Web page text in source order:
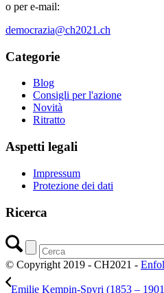
o per e-mail:
democrazia@ch2021.ch
Categorie
Blog
Consigli per l'azione
Novità
Ritratto
Aspetti legali
Impressum
Protezione dei dati
Ricerca
© Copyright 2019 - CH2021 -
Emilie Kempin-Spyri (1853 –